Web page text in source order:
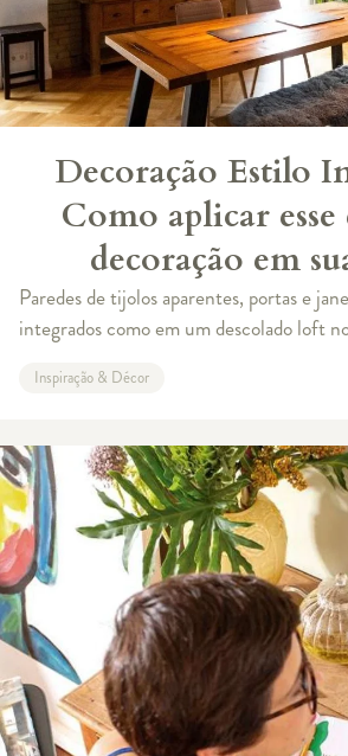
Decoração Estilo
Como aplicar
decoração em
Paredes de tijolos aparentes, portas e
integrados como em um descolado loft
Inspiração & Décor